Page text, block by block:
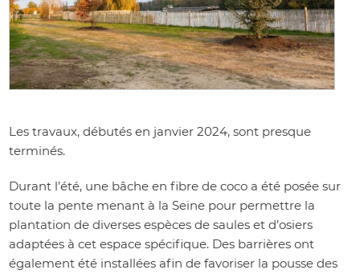
Les travaux, débutés en janvier 2024, sont presque
terminés.
Durant l’été, une bâche en fibre de coco a été posée sur
toute la pente menant à la Seine pour permettre la
plantation de diverses espèces de saules et d’osiers
adaptées à cet espace spécifique. Des barrières ont
également été installées afin de favoriser la pousse des